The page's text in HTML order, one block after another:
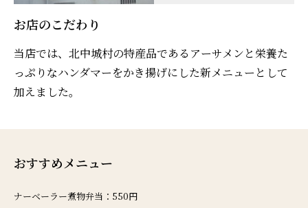
お店のこだわり
当店では、北中城村の特産品であるアーサメンと栄養た
っぷりなハンダマーをかき揚げにした新メニューとして
加えました。
おすすめメニュー
ナーベーラー煮物弁当：550円